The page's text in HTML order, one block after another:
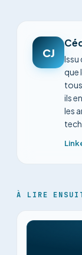
CJ
Issu
que
ils
les
À LIRE